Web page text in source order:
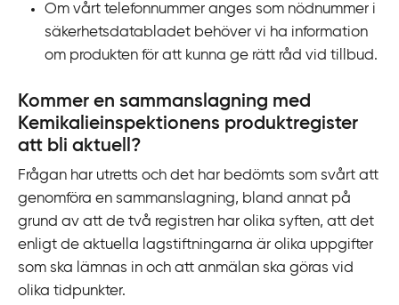
Om vårt telefonnummer anges som nödnummer i
säkerhetsdatabladet behöver vi ha information
om produkten för att kunna ge rätt råd vid tillbud.
Kommer en sammanslagning med
Kemikalieinspektionens produktregister
att bli aktuell?
Frågan har utretts och det har bedömts som svårt att
genomföra en sammanslagning, bland annat på
grund av att de två registren har olika syften, att det
enligt de aktuella lagstiftningarna är olika uppgifter
som ska lämnas in och att anmälan ska göras vid
olika tidpunkter.